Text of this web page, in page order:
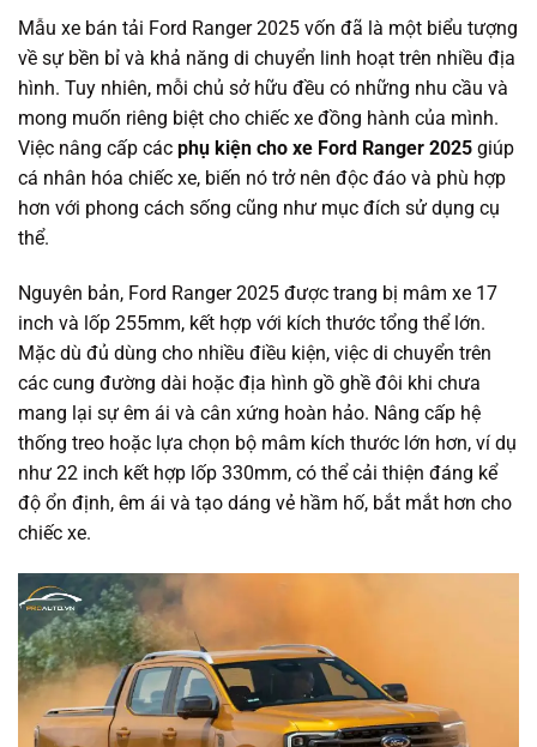
Mẫu xe bán tải Ford Ranger 2025 vốn đã là một biểu tượng
về sự bền bỉ và khả năng di chuyển linh hoạt trên nhiều địa
hình. Tuy nhiên, mỗi chủ sở hữu đều có những nhu cầu và
mong muốn riêng biệt cho chiếc xe đồng hành của mình.
Việc nâng cấp các phụ kiện cho xe Ford Ranger 2025 giúp
cá nhân hóa chiếc xe, biến nó trở nên độc đáo và phù hợp
hơn với phong cách sống cũng như mục đích sử dụng cụ
thể.
Nguyên bản, Ford Ranger 2025 được trang bị mâm xe 17
inch và lốp 255mm, kết hợp với kích thước tổng thể lớn.
Mặc dù đủ dùng cho nhiều điều kiện, việc di chuyển trên
các cung đường dài hoặc địa hình gồ ghề đôi khi chưa
mang lại sự êm ái và cân xứng hoàn hảo. Nâng cấp hệ
thống treo hoặc lựa chọn bộ mâm kích thước lớn hơn, ví dụ
như 22 inch kết hợp lốp 330mm, có thể cải thiện đáng kể
độ ổn định, êm ái và tạo dáng vẻ hầm hố, bắt mắt hơn cho
chiếc xe.